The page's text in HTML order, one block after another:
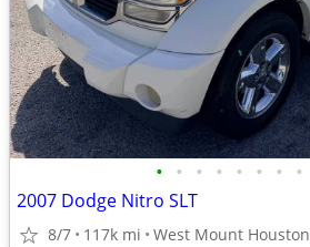
• • • • • • • •
2007 Dodge Nitro SLT
8/7 117k mi West Mount Houston